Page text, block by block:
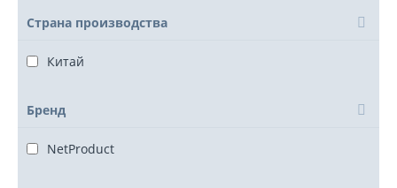
Страна производства
Китай
Бренд
NetProduct